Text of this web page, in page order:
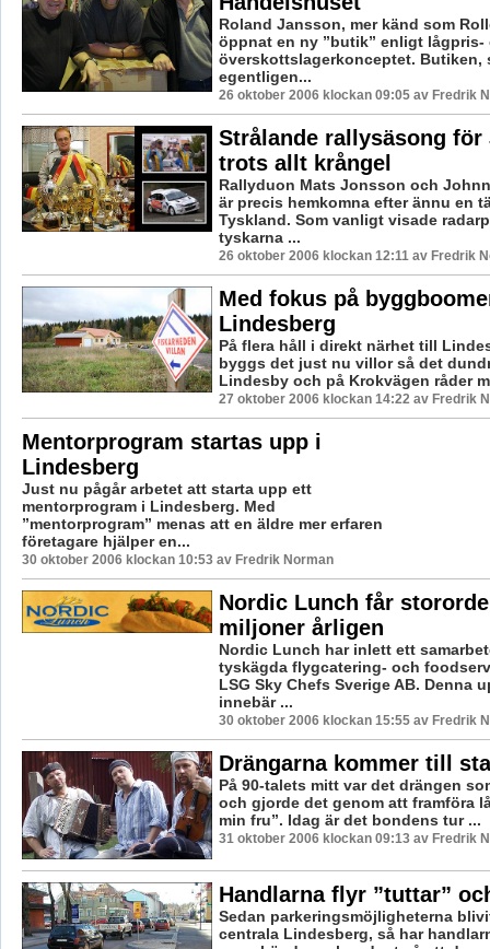
Roland Jansson, mer känd som
öppnat en ny ”butik” enligt lågpris-
överskottslagerkonceptet. Butiken,
egentligen...
26 oktober 2006 klockan 09:05 av Fredrik
Strålande rallysäsong för
trots allt krångel
Rallyduon Mats Jonsson och
är precis hemkomna efter ännu en
Tyskland. Som vanligt visade
tyskarna ...
26 oktober 2006 klockan 12:11 av Fredrik
Med fokus på
Lindesberg
På flera håll i direkt närhet till
byggs det just nu villor så det
Lindesby och på Krokvägen råder
27 oktober 2006 klockan 14:22 av Fredrik
Mentorprogram startas upp i
Lindesberg
Just nu pågår arbetet att starta upp ett
mentorprogram i Lindesberg. Med
”mentorprogram” menas att en äldre mer erfaren
företagare hjälper en...
30 oktober 2006 klockan 10:53 av Fredrik Norman
Nordic Lunch får
miljoner årligen
Nordic Lunch har inlett ett
tyskägda flygcatering- och
LSG Sky Chefs Sverige AB. Denna
innebär ...
30 oktober 2006 klockan 15:55 av Fredrik
Drängarna kommer till
På 90-talets mitt var det drängen
och gjorde det genom att framföra
min fru”. Idag är det bondens tur ...
31 oktober 2006 klockan 09:13 av Fredrik
Handlarna flyr ”tuttar”
Sedan parkeringsmöjligheterna
centrala Lindesberg, så har